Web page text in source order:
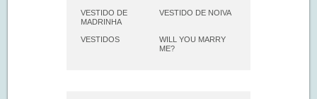
VESTIDO DE
MADRINHA
VESTIDO DE NOIVA
VESTIDOS
WILL YOU MARRY
ME?